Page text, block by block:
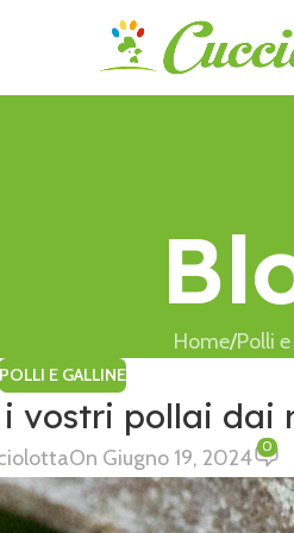
Home Polli
POLLI E GALLINE
i vostri pollai dai
On Giugno 19, 2024 0